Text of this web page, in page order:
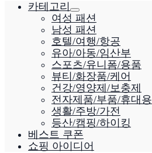
카테고리
여성 패션
남성 패션
호텔/여행/항공
유아/아동/임산부
스포츠/유니폼/용품
뷰티/화장품/케어
건강/영양제/보충제
전자제품/부품/휴대용
생활/주방/가전
등산/캠핑/하이킹
베스트 쿠폰
쇼핑 아이디어